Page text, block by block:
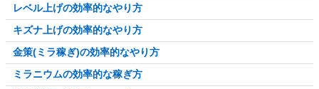
レベル上げの効率的なやり方
キズナ上げの効率的なやり方
金策(ミラ稼ぎ)の効率的なやり方
ミラニウムの効率的な稼ぎ方